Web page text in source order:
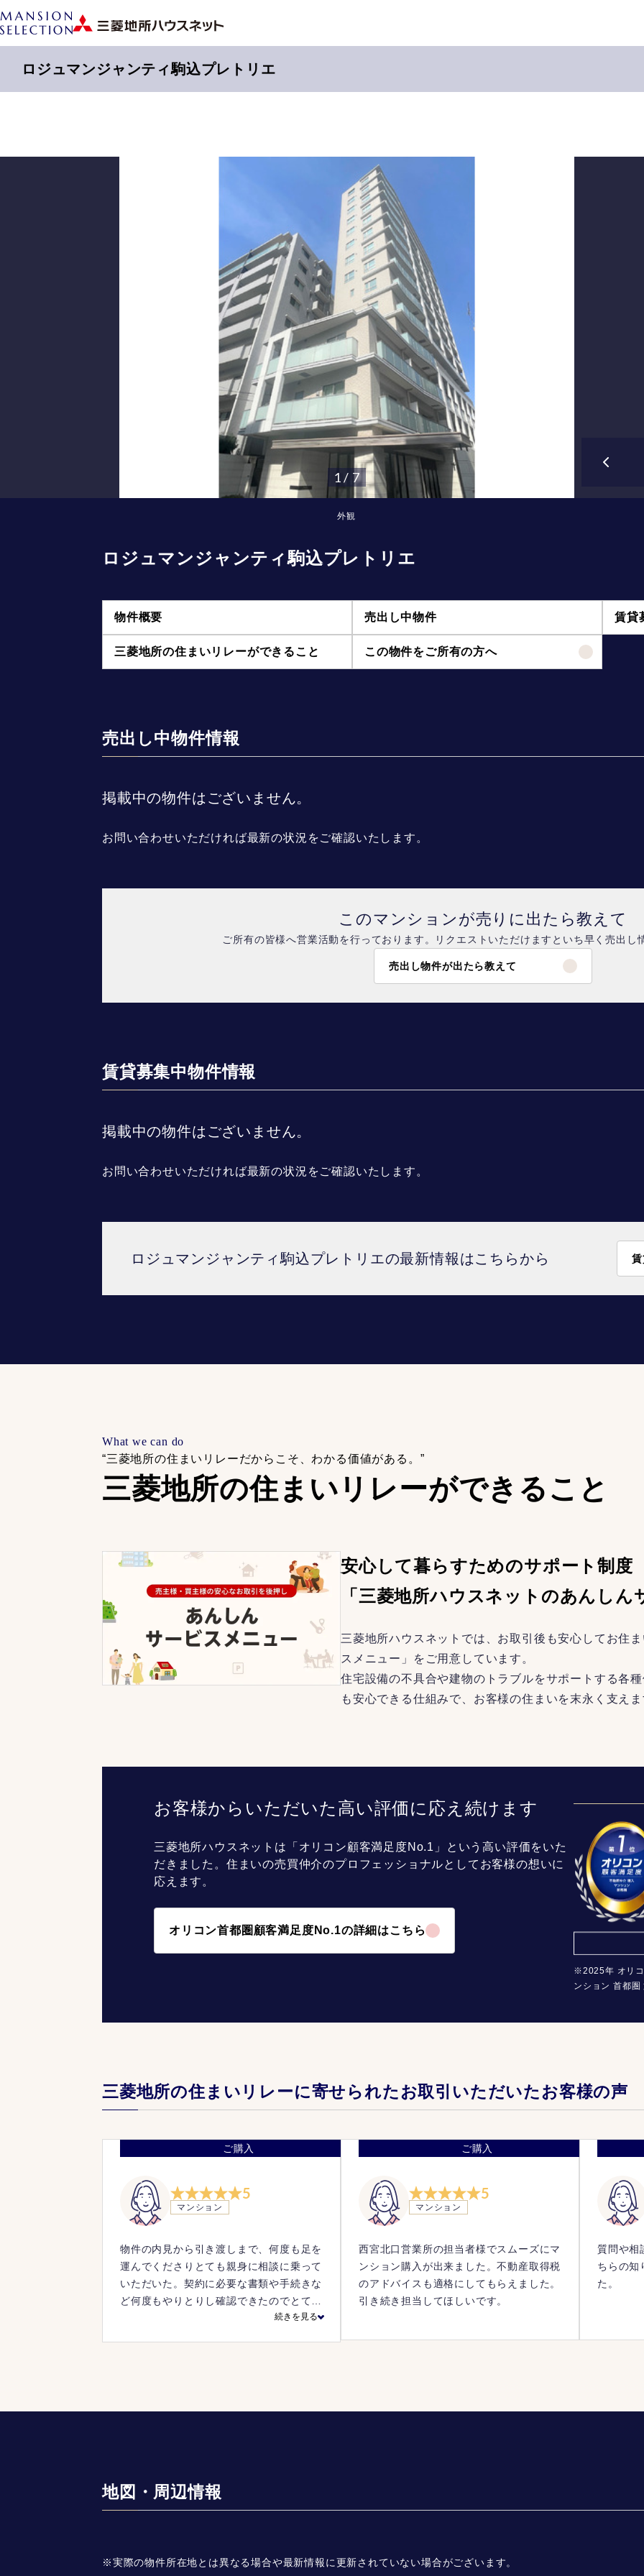
ロジュマンジャンティ駒込プレトリエ
外観
1 / 7
ロジュマンジャンティ駒込プレトリエ
物件概要 売出し中物件 賃貸
三菱地所の住まいリレーができること この物件をご所有の方へ
売出し中物件情報
掲載中の物件はございません。
お問い合わせいただければ最新の状況をご確認いたします。
このマンションが売りに出たら教えて
ご所有の皆様へ営業活動を行っております。リクエストいただけますといち早く売出し
売出し物件が出たら教えて
賃貸募集中物件情報
掲載中の物件はございません。
お問い合わせいただければ最新の状況をご確認いたします。
ロジュマンジャンティ駒込プレトリエの最新情報はこちらから
What we can do
“三菱地所の住まいリレーだからこそ、 わかる価値がある。”
三菱地所の住まいリレーができること
安心して暮らすためのサポート制度
「三菱地所ハウスネットのあんしん
三菱地所ハウスネットでは、お取引後も安心してお住
スメニュー」をご用意しています。
住宅設備の不具合や建物のトラブルをサポートする各
も安心できる仕組みで、お客様の住まいを末永く支えま
お客様からいただいた高い評価に応え続けます
三菱地所ハウスネットは「オリコン顧客満足度No.1」という高い評価をいた
だきました。住まいの売買仲介のプロフェッショナルとしてお客様の想いに
応えます。
オリコン首都圏顧客満足度No.1の詳細はこちら
※2025年 オリ
ンション 首都圏
三菱地所の住まいリレーに寄せられたお取引いただいたお客様の声
ご購入
5
マンション
物件の内見から引き渡しまで、何度も足を
運んでくださりとても親身に相談に乗って
いただいた。契約に必要な書類や手続きな
ど何度もやりとりし確認できたのでとても
続きを見る
ご購入
5
マンション
西宮北口営業所の担当者様でスムーズにマ
ンション購入が出来ました。不動産取得税
のアドバイスも適格にしてもらえました。
引き続き担当してほしいです。
質問や相
ちらの知
た。
地図・周辺情報
※実際の物件所在地とは異なる場合や最新情報に更新されていない場合がございます。